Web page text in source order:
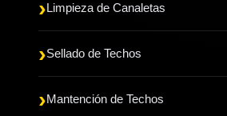
Limpieza de Canaletas
Sellado de Techos
Mantención de Techos